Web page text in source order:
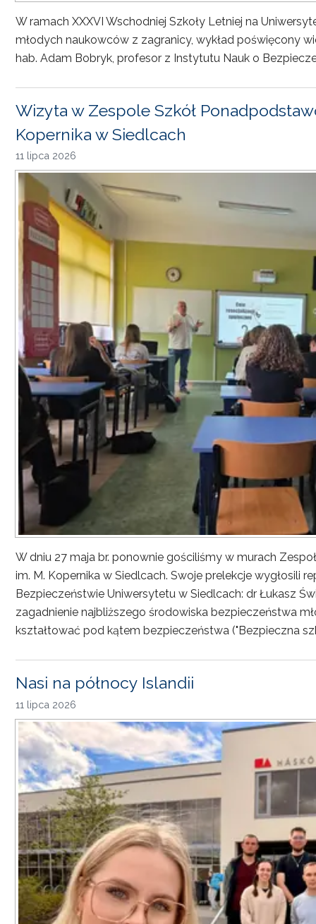
W ramach XXXVI Wschodniej Szkoły Letniej na
młodych naukowców z zagranicy, wykład poświęcony
hab. Adam Bobryk, profesor z Instytutu Nauk o
Wizyta w Zespole Szkół
Kopernika w Siedlcach
11 lipca 2026
W dniu 27 maja br. ponownie gościliśmy w murach
im. M. Kopernika w Siedlcach. Swoje prelekcje wygłosili
Bezpieczeństwie Uniwersytetu w Siedlcach: dr Łukasz
zagadnienie najbliższego środowiska bezpieczeństwa
kształtować pod kątem bezpieczeństwa ("Bezpieczna
Nasi na północy Islandii
11 lipca 2026